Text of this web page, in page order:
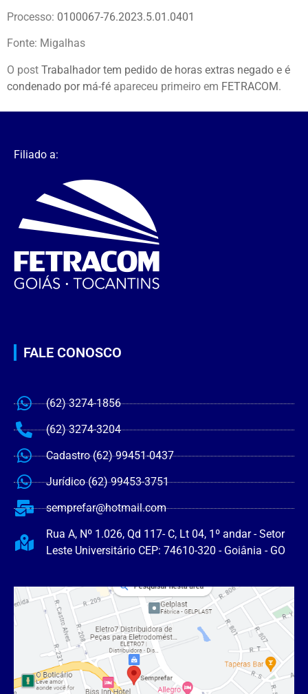
Processo: 0100067-76.2023.5.01.0401
Fonte: Migalhas
O post Trabalhador tem pedido de horas extras negado e é
condenado por má-fé apareceu primeiro em FETRACOM.
Filiado a:
FALE CONOSCO
(62) 3274-1856
(62) 3274-3204
Cadastro (62) 99451-0437
Jurídico (62) 99453-3751
semprefar@hotmail.com
Rua A, Nº 1.026, Qd 117- C, Lt 04, 1º andar - Setor
Leste Universitário CEP: 74610-320 - Goiânia - GO